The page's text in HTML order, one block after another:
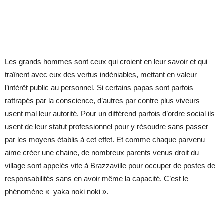
Les grands hommes sont ceux qui croient en leur savoir et qui
traînent avec eux des vertus indéniables, mettant en valeur
l’intérêt public au personnel. Si certains papas sont parfois
rattrapés par la conscience, d’autres par contre plus viveurs
usent mal leur autorité. Pour un différend parfois d’ordre social ils
usent de leur statut professionnel pour y résoudre sans passer
par les moyens établis à cet effet. Et comme chaque parvenu
aime créer une chaine, de nombreux parents venus droit du
village sont appelés vite à Brazzaville pour occuper de postes de
responsabilités sans en avoir même la capacité. C’est le
phénomène « yaka noki noki ».